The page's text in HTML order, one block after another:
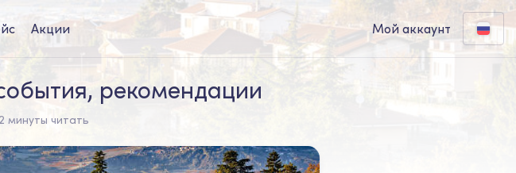
Акции Мой аккаунт
рекомендации
2 минуты читать